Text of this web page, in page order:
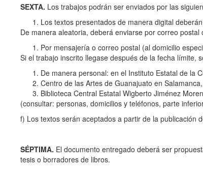
SEXTA. Los trabajos podrán ser enviados por las
Los textos presentados de manera digital
De manera aleatoria, deberá enviarse por correo
Por mensajería o correo postal (al domicilio
Si el trabajo inscrito llegase después de la fecha límite,
De manera personal: en el Instituto Estatal de la
Centro de las Artes de Guanajuato en
Biblioteca Central Estatal Wigberto Jiménez
(consultar: personas, domicilios y teléfonos, parte
f) Los textos serán aceptados a partir de la publicación
SÉPTIMA. El documento entregado deberá ser
tesis o borradores de libros.